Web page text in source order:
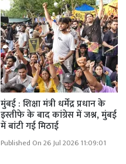
मुंबई : शिक्षा मंत्री धर्मेंद्र प्रधान के
इस्तीफे के बाद कांग्रेस में जश्न, मुंबई
में बांटी गई मिठाई
Published On 26 Jul 2026 11:09:01